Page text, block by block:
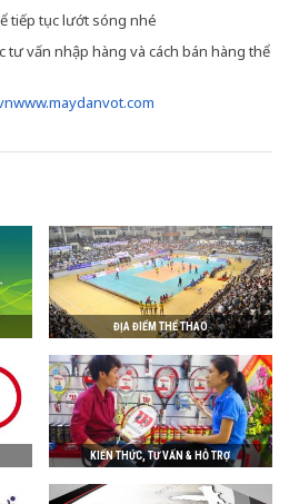
tiếp tục lướt sóng nhé
tư vấn nhập hàng và cách bán hàng thể
www.maydanvot.com
ĐỊA ĐIỂM THỂ THAO
KIẾN THỨC, TƯ VẤN & HỖ TRỢ